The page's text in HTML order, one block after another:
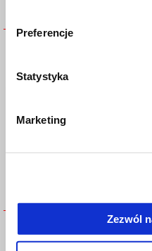
Preferencje
Statystyka
Marketing
Zezwól
SIDE BAG SUPPORT LEFT
SIDE BAGS (KIT SUPPORT
SOLD SEPARATELY)